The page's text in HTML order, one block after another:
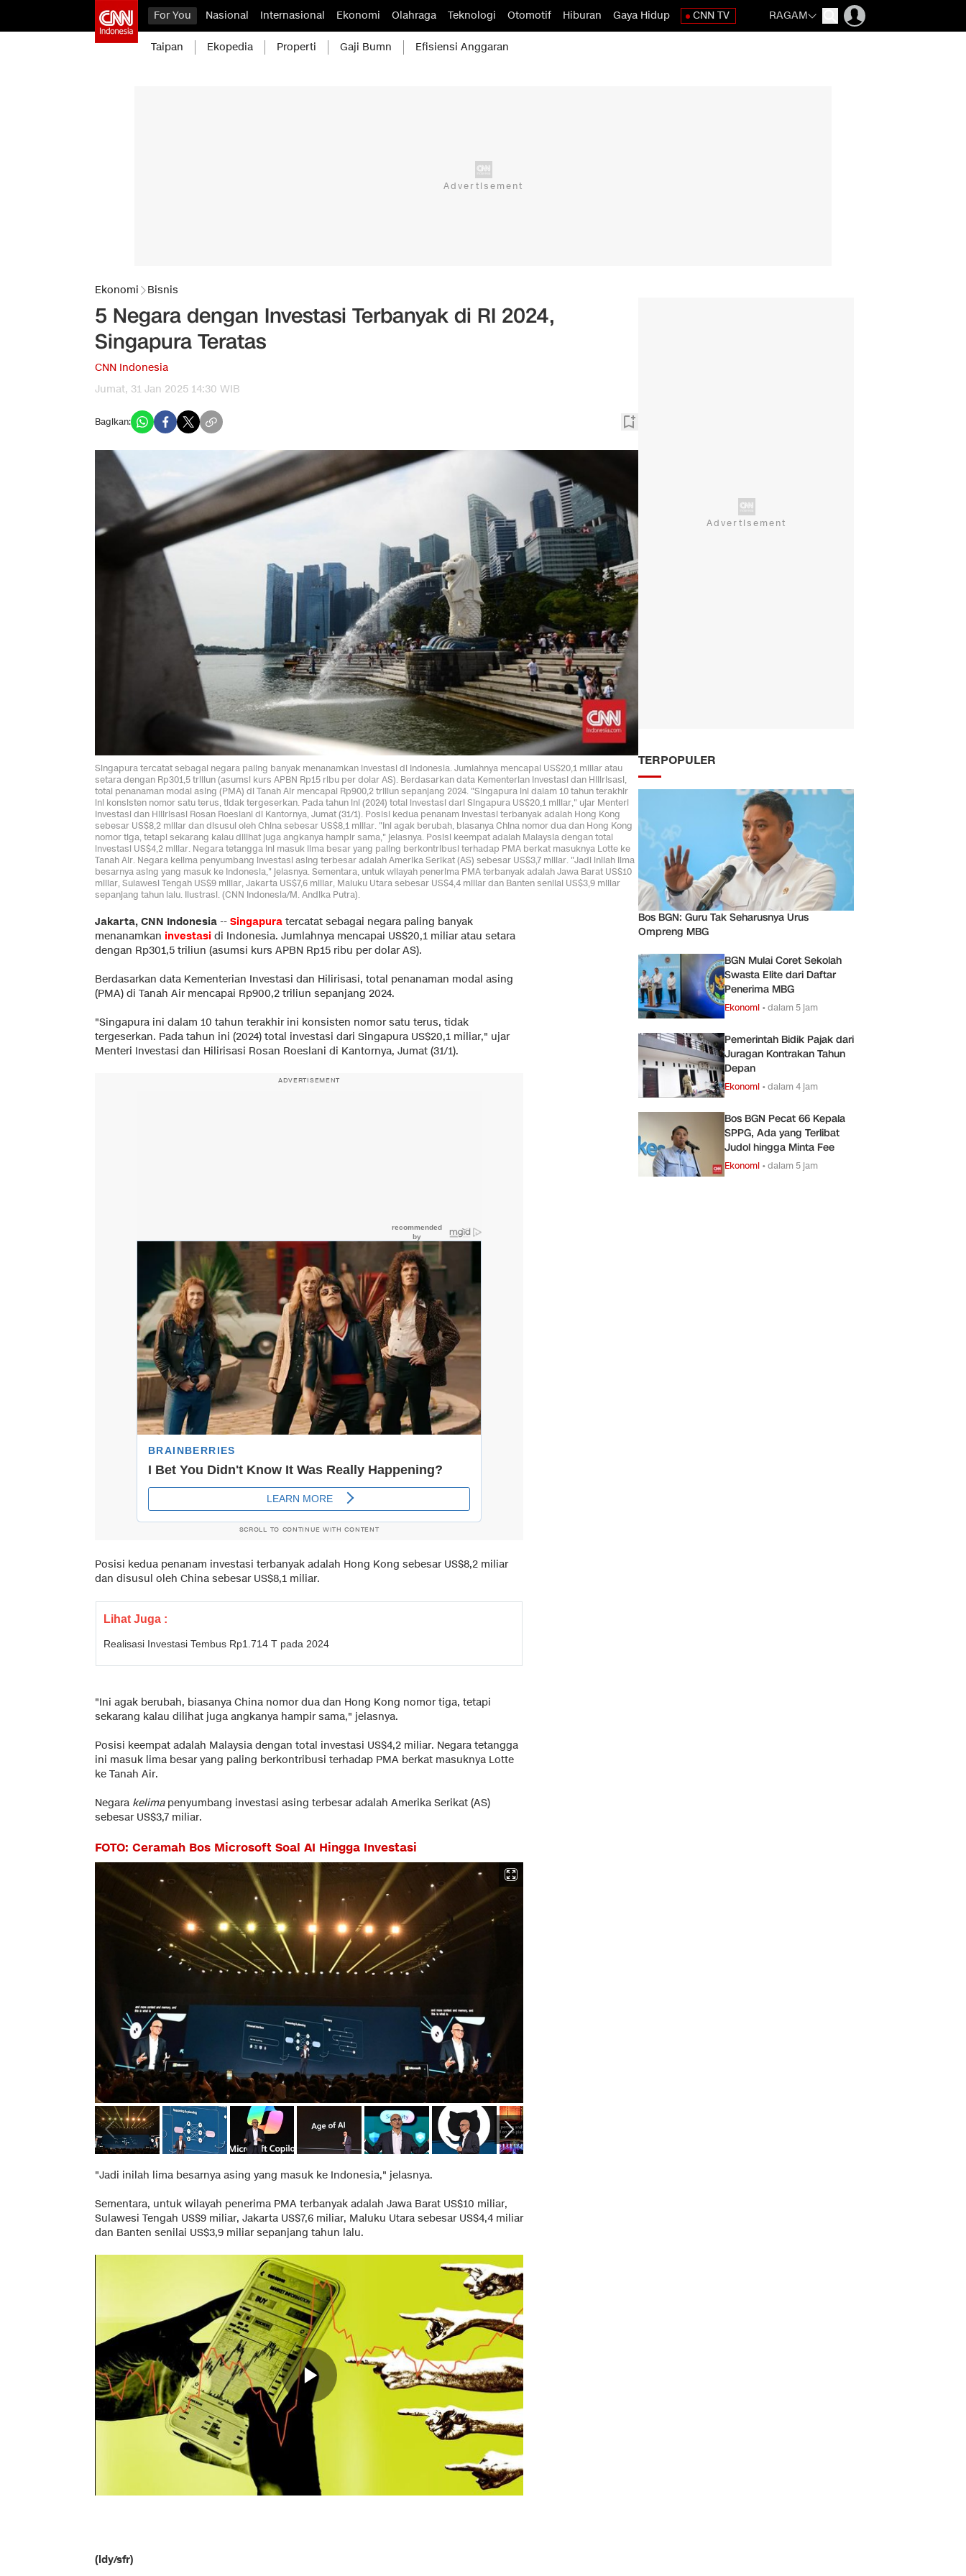
For You Nasional Internasional Ekonomi Olahraga Teknologi Otomotif Hiburan Gaya Hidup CNN TV RAGAM
Taipan Ekopedia Properti Gaji Bumn Efisiensi Anggaran
Ekonomi Bisnis
5 Negara dengan Investasi Terbanyak di RI 2024,
Singapura Teratas
CNN Indonesia
Jumat, 31 Jan 2025 14:30 WIB
Bagikan:
Singapura tercatat sebagai negara paling banyak menanamkan investasi di Indonesia. Jumlahnya mencapai US$20,1 miliar atau
setara dengan Rp301,5 triliun (asumsi kurs APBN Rp15 ribu per dolar AS). Berdasarkan data Kementerian Investasi dan Hilirisasi,
total penanaman modal asing (PMA) di Tanah Air mencapai Rp900,2 triliun sepanjang 2024. "Singapura ini dalam 10 tahun terakhir
ini konsisten nomor satu terus, tidak tergeserkan. Pada tahun ini (2024) total investasi dari Singapura US$20,1 miliar," ujar Menteri
Investasi dan Hilirisasi Rosan Roeslani di Kantornya, Jumat (31/1). Posisi kedua penanam investasi terbanyak adalah Hong Kong
sebesar US$8,2 miliar dan disusul oleh China sebesar US$8,1 miliar. "Ini agak berubah, biasanya China nomor dua dan Hong Kong
nomor tiga, tetapi sekarang kalau dilihat juga angkanya hampir sama," jelasnya. Posisi keempat adalah Malaysia dengan total
investasi US$4,2 miliar. Negara tetangga ini masuk lima besar yang paling berkontribusi terhadap PMA berkat masuknya Lotte ke
Tanah Air. Negara kelima penyumbang investasi asing terbesar adalah Amerika Serikat (AS) sebesar US$3,7 miliar. "Jadi inilah lima
besarnya asing yang masuk ke Indonesia," jelasnya. Sementara, untuk wilayah penerima PMA terbanyak adalah Jawa Barat US$10
miliar, Sulawesi Tengah US$9 miliar, Jakarta US$7,6 miliar, Maluku Utara sebesar US$4,4 miliar dan Banten senilai US$3,9 miliar
sepanjang tahun lalu. Ilustrasi. (CNN Indonesia/M. Andika Putra).
Jakarta, CNN Indonesia -- Singapura tercatat sebagai negara paling banyak
menanamkan investasi di Indonesia. Jumlahnya mencapai US$20,1 miliar atau setara
dengan Rp301,5 triliun (asumsi kurs APBN Rp15 ribu per dolar AS).
Berdasarkan data Kementerian Investasi dan Hilirisasi, total penanaman modal asing
(PMA) di Tanah Air mencapai Rp900,2 triliun sepanjang 2024.
"Singapura ini dalam 10 tahun terakhir ini konsisten nomor satu terus, tidak
tergeserkan. Pada tahun ini (2024) total investasi dari Singapura US$20,1 miliar," ujar
Menteri Investasi dan Hilirisasi Rosan Roeslani di Kantornya, Jumat (31/1).
ADVERTISEMENT
SCROLL TO CONTINUE WITH CONTENT
Posisi kedua penanam investasi terbanyak adalah Hong Kong sebesar US$8,2 miliar
dan disusul oleh China sebesar US$8,1 miliar.
Lihat Juga :
Realisasi Investasi Tembus Rp1.714 T pada 2024
"Ini agak berubah, biasanya China nomor dua dan Hong Kong nomor tiga, tetapi
sekarang kalau dilihat juga angkanya hampir sama," jelasnya.
Posisi keempat adalah Malaysia dengan total investasi US$4,2 miliar. Negara tetangga
ini masuk lima besar yang paling berkontribusi terhadap PMA berkat masuknya Lotte
ke Tanah Air.
Negara kelimapenyumbang investasi asing terbesar adalah Amerika Serikat (AS)
sebesar US$3,7 miliar.
FOTO: Ceramah Bos Microsoft Soal AI Hingga Investasi
"Jadi inilah lima besarnya asing yang masuk ke Indonesia," jelasnya.
Sementara, untuk wilayah penerima PMA terbanyak adalah Jawa Barat US$10 miliar,
Sulawesi Tengah US$9 miliar, Jakarta US$7,6 miliar, Maluku Utara sebesar US$4,4 miliar
dan Banten senilai US$3,9 miliar sepanjang tahun lalu.
(ldy/sfr)
TERPOPULER
Bos BGN: Guru Tak Seharusnya Urus
Ompreng MBG
BGN Mulai Coret Sekolah
Swasta Elite dari Daftar
Penerima MBG
Ekonomi •dalam 5 jam
Pemerintah Bidik Pajak dari
Juragan Kontrakan Tahun
Depan
Ekonomi •dalam 4 jam
Bos BGN Pecat 66 Kepala
SPPG, Ada yang Terlibat
Judol hingga Minta Fee
Ekonomi •dalam 5 jam